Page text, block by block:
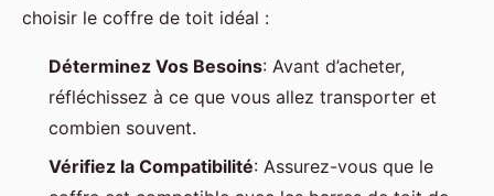
choisir le coffre de toit idéal :
Déterminez Vos Besoins: Avant d’acheter,
réfléchissez à ce que vous allez transporter et
combien souvent.
Vérifiez la Compatibilité: Assurez-vous que le